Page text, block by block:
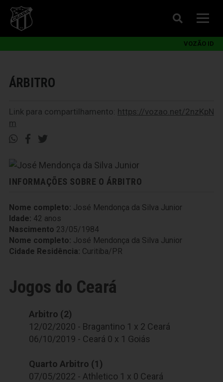
VOZÃO ID
ÁRBITRO
Link para compartilhamento: https://vozao.net/2nzKpN
m
INFORMAÇÕES SOBRE O ÁRBITRO
Nome completo: José Mendonça da Silva Junior
Idade: 42 anos
Nascimento 23/05/1984
Nome completo: José Mendonça da Silva Junior
Cidade Residência: Curitiba/PR
Jogos do Ceará
Arbitro (2)
12/02/2020 - Bragantino 1 x 2 Ceará
06/10/2019 - Ceará 0 x 1 Goiás
Quarto Arbitro (1)
07/05/2022 - Athletico 1 x 0 Ceará